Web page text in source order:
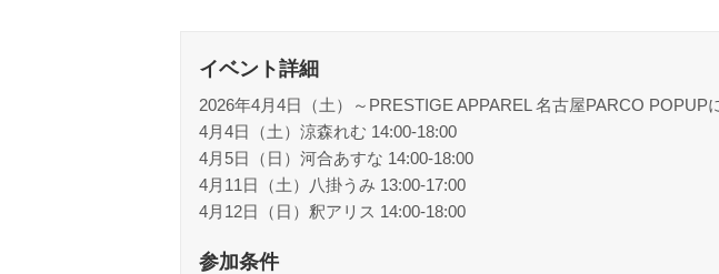
イベント詳細
2026年4月4日（土）～PRESTIGE APPAREL 名古屋PARCO POPUP
4月4日（土）涼森れむ 14:00-18:00
4月5日（日）河合あすな 14:00-18:00
4月11日（土）八掛うみ 13:00-17:00
4月12日（日）釈アリス 14:00-18:00
参加条件